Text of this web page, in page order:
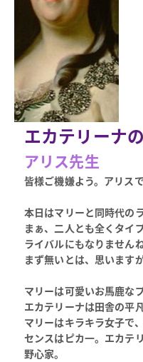
エカテリーナ
アリス先生
皆様ご機嫌よう。アリスで
本日はマリーと同時代の
まぁ、二人とも全くタイ
ライバルにもなりません
まず無いとは、思います
マリーは可愛いお馬鹿な
エカテリーナは田舎の平
マリーはキラキラ女子で
センスはピカ一。エカテ
野心家。